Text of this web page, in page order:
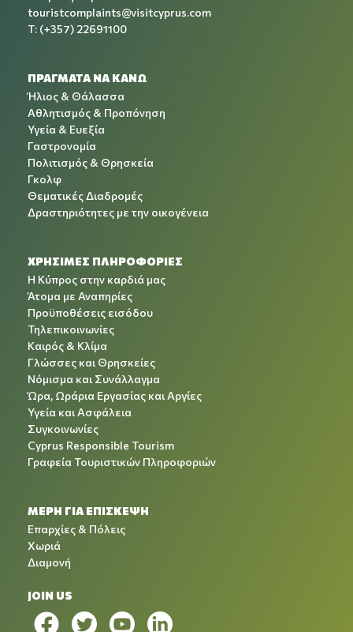
touristcomplaints@visitcyprus.com
T: (+357) 22691100
ΠΡΑΓΜΑΤΑ ΝΑ ΚΑΝΩ
Ήλιος & Θάλασσα
Αθλητισμός & Προπόνηση
Υγεία & Ευεξία
Γαστρονομία
Πολιτισμός & Θρησκεία
Γκολφ
Θεματικές Διαδρομές
Δραστηριότητες με την οικογένεια
ΧΡΉΣΙΜΕΣ ΠΛΗΡΟΦΟΡΊΕΣ
Η Κύπρος στην καρδιά μας
Άτομα με Αναπηρίες
Προϋποθέσεις εισόδου
Τηλεπικοινωνίες
Καιρός & Κλίμα
Γλώσσες και Θρησκείες
Νόμισμα και Συνάλλαγμα
Ώρα, Ωράρια Εργασίας και Αργίες
Υγεία και Ασφάλεια
Συγκοινωνίες
Cyprus Responsible Tourism
Γραφεία Τουριστικών Πληροφοριών
ΜΕΡΗ ΓΙΑ ΕΠΙΣΚΕΨΗ
Επαρχίες & Πόλεις
Χωριά
Διαμονή
JOIN US